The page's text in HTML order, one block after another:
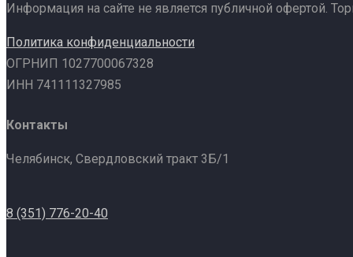
Информация на сайте не является публичной офертой.
Политика конфиденциальности
ОГРНИП 1027700067328
ИНН 741111327985
Контакты
Челябинск, Свердловский тракт 3Б/1
8 (351) 776-20-40